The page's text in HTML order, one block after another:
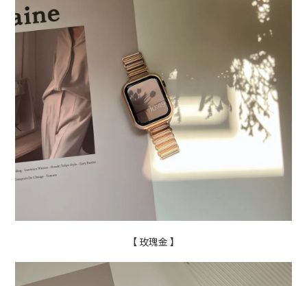
【 玫瑰金 】